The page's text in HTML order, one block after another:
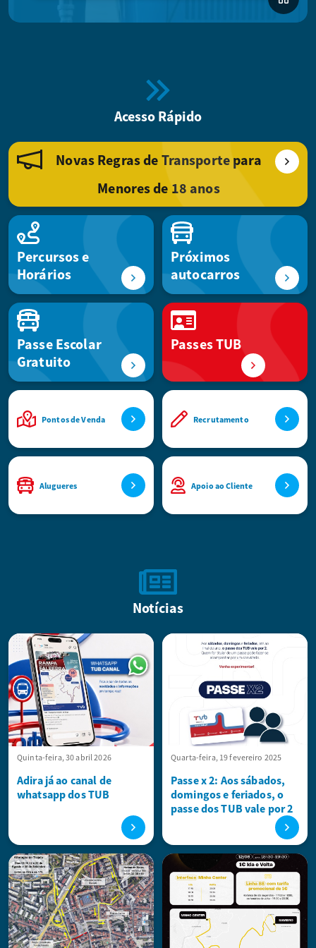
Acesso Rápido
Novas Regras de Transporte para
Menores de 18 anos
Percursos e
Horários
Próximos
autocarros
Passe Escolar
Gratuito
Passes TUB
Pontos de Venda Recrutamento
Alugueres Apoio ao Cliente
Notícias
Quinta-feira, 30 abril 2026
Adira já ao canal de
whatsapp dos TUB
Quarta-feira, 19 fevereiro 2025
Passe x 2: Aos sábados,
domingos e feriados, o
passe dos TUB vale por 2